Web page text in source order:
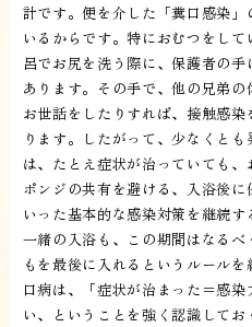
計です。便を介した「糞口感染
いるからです。特におむつをし
呂でお尻を洗う際に、保護者の
あります。その手で、他の兄弟
お世話をしたりすれば、接触感
ります。したがって、少なくと
は、たとえ症状が治っていても
ポンジの共有を避ける、入浴後
いった基本的な感染対策を継続
一緒の入浴も、この期間はなる
もを最後に入れるというルール
口病は、「症状が治まった＝感
い、ということを強く認識して